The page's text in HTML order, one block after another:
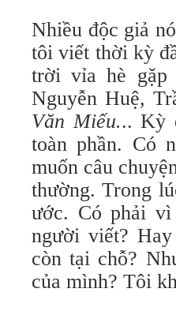
Nhiều độc giả
tôi viết thời kỳ
trời vỉa hè gặp
Nguyễn Huệ,
Văn Miếu... Kỳ
toàn phần. Có
muốn câu
thường. Trong
ước. Có phải
người viết?
còn tại chỗ?
của mình? Tôi